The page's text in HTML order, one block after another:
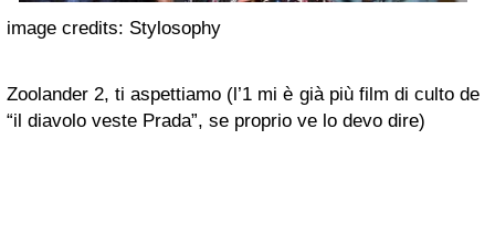
image credits: Stylosophy
Zoolander 2, ti aspettiamo (l’1 mi è già più film di culto de
“il diavolo veste Prada”, se proprio ve lo devo dire)